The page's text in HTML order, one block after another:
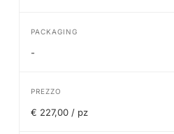
PACKAGING
-
PREZZO
€ 227,00 / pz